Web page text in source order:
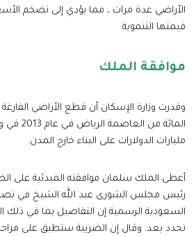
الأراضي عدة مرات ، مما يؤدي إلى تضخم
قيمتها التنموية.
موافقة الملك
المائة من
مليارات الدولارات على البناء خارج المدن.
أعطى الملك سلمان موافقته المبدئية على
رئيس مجلس الشورى عبد الله الشيخ في تصريح
السعودية الرسمية إن التفاصيل بما في ذلك
تحدد بعد. وقال إن الضريبة ستطبق على